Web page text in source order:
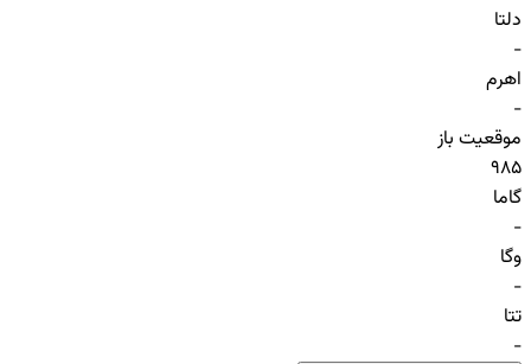
دلتا
-
اهرم
-
موقعیت باز
985
گاما
-
وگا
-
تتا
-